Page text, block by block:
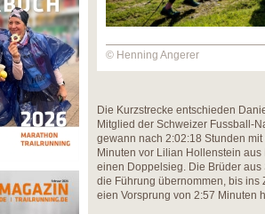
© Henning Angerer
Die Kurzstrecke entschieden
Mitglied der Schweizer Fussball-
gewann nach 2:02:18 Stunden
Minuten vor Lilian Hollenstein
einen Doppelsieg. Die Brüder aus
die Führung übernommen, bis ins
eien Vorsprung von 2:57 Minuten